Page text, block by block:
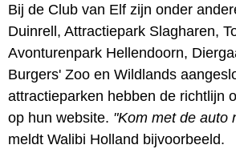
Bij de Club van Elf zijn onder
Duinrell, Attractiepark Slagharen,
Avonturenpark Hellendoorn,
Burgers' Zoo en Wildlands
attractieparken hebben de richtlijn
op hun website. "Kom met de auto
meldt Walibi Holland bijvoorbeeld.